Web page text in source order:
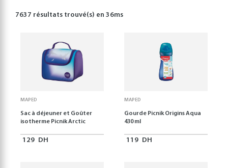
7637 résultats trouvé(s) en36ms
MAPED
Sac à déjeuner et Goûter
isotherme Picnik Arctic
129 DH
MAPED
Gourde Picnik Origins Aqua
430 ml
119 DH